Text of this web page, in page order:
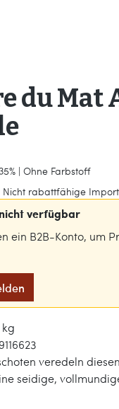
du Mat
| Ohne Farbstoff
Nicht rabattfähige
verfügbar
ein B2B-Konto, um
kg
veredeln
seidige,